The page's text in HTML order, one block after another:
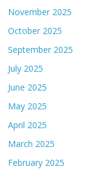
November 2025
October 2025
September 2025
July 2025
June 2025
May 2025
April 2025
March 2025
February 2025